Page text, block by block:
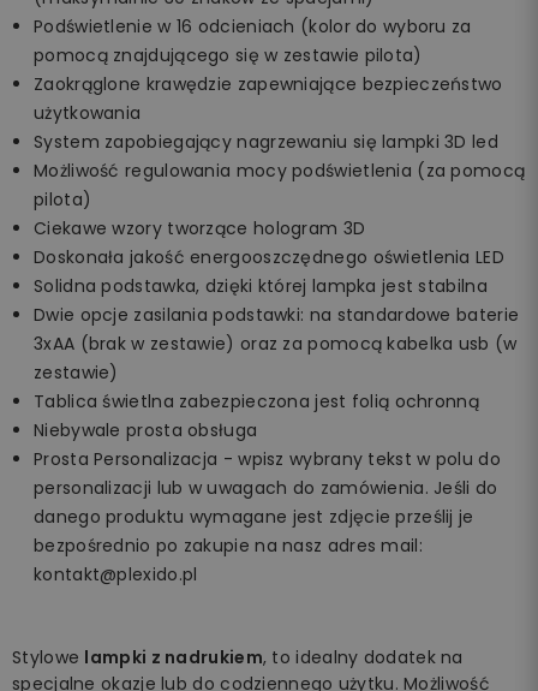
Podświetlenie w 16 odcieniach (kolor do wyboru za
pomocą znajdującego się w zestawie pilota)
Zaokrąglone krawędzie zapewniające bezpieczeństwo
użytkowania
System zapobiegający nagrzewaniu się lampki 3D led
Możliwość regulowania mocy podświetlenia (za pomocą
pilota)
Ciekawe wzory tworzące hologram 3D
Doskonała jakość energooszczędnego oświetlenia LED
Solidna podstawka, dzięki której lampka jest stabilna
Dwie opcje zasilania podstawki: na standardowe baterie
3xAA (brak w zestawie) oraz za pomocą kabelka usb (w
zestawie)
Tablica świetlna zabezpieczona jest folią ochronną
Niebywale prosta obsługa
Prosta Personalizacja - wpisz wybrany tekst w polu do
personalizacji lub w uwagach do zamówienia. Jeśli do
danego produktu wymagane jest zdjęcie prześlij je
bezpośrednio po zakupie na nasz adres mail:
kontakt@plexido.pl
Stylowe lampki z nadrukiem, to idealny dodatek na
specjalne okazje lub do codziennego użytku. Możliwość